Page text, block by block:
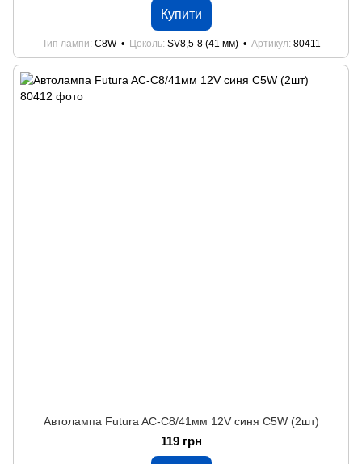
Купити
Тип лампи C8W Цоколь SV8,5-8 (41 мм) Артикул 80411
Автолампа Futura AC-C8/41мм 12V синя C5W (2шт)
119 грн